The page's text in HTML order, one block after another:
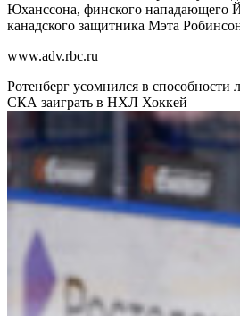
Юханссона, финского нападающего
канадского защитника Мэта
www.adv.rbc.ru
Ротенберг усомнился в способности
СКА заиграть в НХЛ Хоккей